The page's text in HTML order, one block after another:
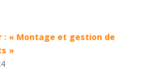
: « Montage et gestion de
»